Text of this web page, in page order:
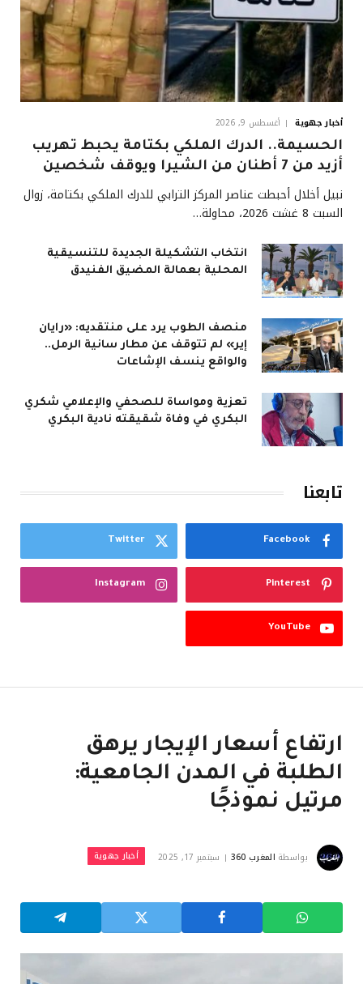
أخبار جهوية
أغسطس 9, 2026
الحسيمة.. الدرك الملكي بكتامة يحبط تهريب
أزيد من 7 أطنان من الشيرا ويوقف شخصين
نبيل أخلال أحبطت عناصر المركز الترابي للدرك الملكي بكتامة، زوال
السبت 8 غشت 2026، محاولة…
انتخاب التشكيلة الجديدة للتنسيقية
المحلية بعمالة المضيق الفنيدق
منصف الطوب يرد على منتقديه: «رايان
إير» لم تتوقف عن مطار سانية الرمل..
والواقع ينسف الإشاعات
تعزية ومواساة للصحفي والإعلامي شكري
البكري في وفاة شقيقته نادية البكري
تابعنا
Facebook
Twitter
Pinterest
Instagram
YouTube
ارتفاع أسعار الإيجار يرهق
الطلبة في المدن الجامعية:
مرتيل نموذجًا
بواسطة المغرب 360 سبتمبر 17, 2025 أخبار جهوية